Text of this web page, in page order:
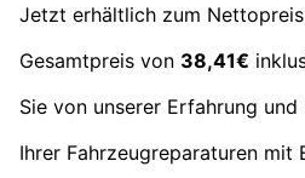
Jetzt erhältlich zum
Gesamtpreis von 38,41€
Sie von unserer Erfahrung
Ihrer Fahrzeugreparaturen mit